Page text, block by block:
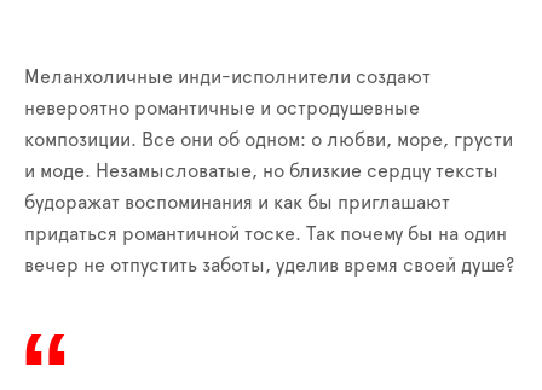
Меланхоличные инди-исполнители создают
невероятно романтичные и остродушевные
композиции. Все они об одном: о любви, море, грусти
и моде. Незамысловатые, но близкие сердцу тексты
будоражат воспоминания и как бы приглашают
придаться романтичной тоске. Так почему бы на один
вечер не отпустить заботы, уделив время своей душе?